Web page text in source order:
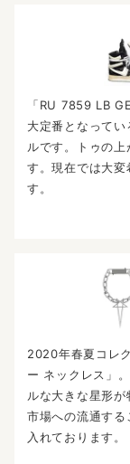
「RU 7859 LB
大定番となって
ルです。トゥの
す。現在では大変
す。
2020年春夏コレ
ー ネックレス」
ルな大きな星形
市場への流通す
入れております。